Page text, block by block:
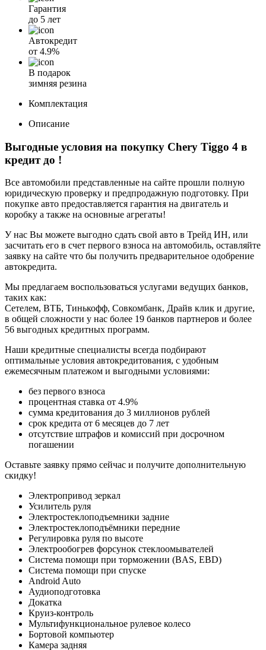
Гарантия
до 5 лет
Автокредит
от 4.9%
В подарок
зимняя резина
Комплектация
Описание
Выгодные условия на покупку Chery Tiggo 4 в
кредит до !
Все автомобили представленные на сайте прошли полную
юридическую проверку и предпродажную подготовку. При
покупке авто предоставляется гарантия на двигатель и
коробку а также на основные агрегаты!
У нас Вы можете выгодно сдать свой авто в Трейд ИН, или
засчитать его в счет первого взноса на автомобиль, оставляйте
заявку на сайте что бы получить предварительное одобрение
автокредита.
Мы предлагаем воспользоваться услугами ведущих банков,
таких как:
Сетелем, ВТБ, Тинькофф, Совкомбанк, Драйв клик и другие,
в общей сложности у нас более 19 банков партнеров и более
56 выгодных кредитных программ.
Наши кредитные специалисты всегда подбирают
оптимальные условия автокредитования, с удобным
ежемесячным платежом и выгодными условиями:
без первого взноса
процентная ставка от 4.9%
сумма кредитования до 3 миллионов рублей
срок кредита от 6 месяцев до 7 лет
отсутствие штрафов и комиссий при досрочном
погашении
Оставьте заявку прямо сейчас и получите дополнительную
скидку!
Электропривод зеркал
Усилитель руля
Электростеклоподъемники задние
Электростеклоподъёмники передние
Регулировка руля по высоте
Электрообогрев форсунок стеклоомывателей
Система помощи при торможении (BAS, EBD)
Система помощи при спуске
Android Auto
Аудиоподготовка
Докатка
Круиз-контроль
Мультифункциональное рулевое колесо
Бортовой компьютер
Камера задняя